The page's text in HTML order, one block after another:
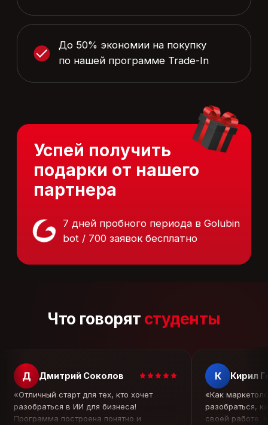
Что говорят студенты
Д Дмитрий Соколов
«Отличный старт для тех, кто хочет
разобраться в ИИ для бизнеса!
Программа построена понятно и
К Кирил
«Как
разобраться,
своей работе.
Правовая информация
Сведения об образовательной
организации
Контакты
КУРСОВ
Телефон: +7 (800) 555-14-39